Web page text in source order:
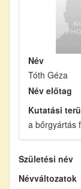
Név
Tóth Géza
Név előtag
Kutatási
a bőrgyártás
Születési név
Névváltozatok